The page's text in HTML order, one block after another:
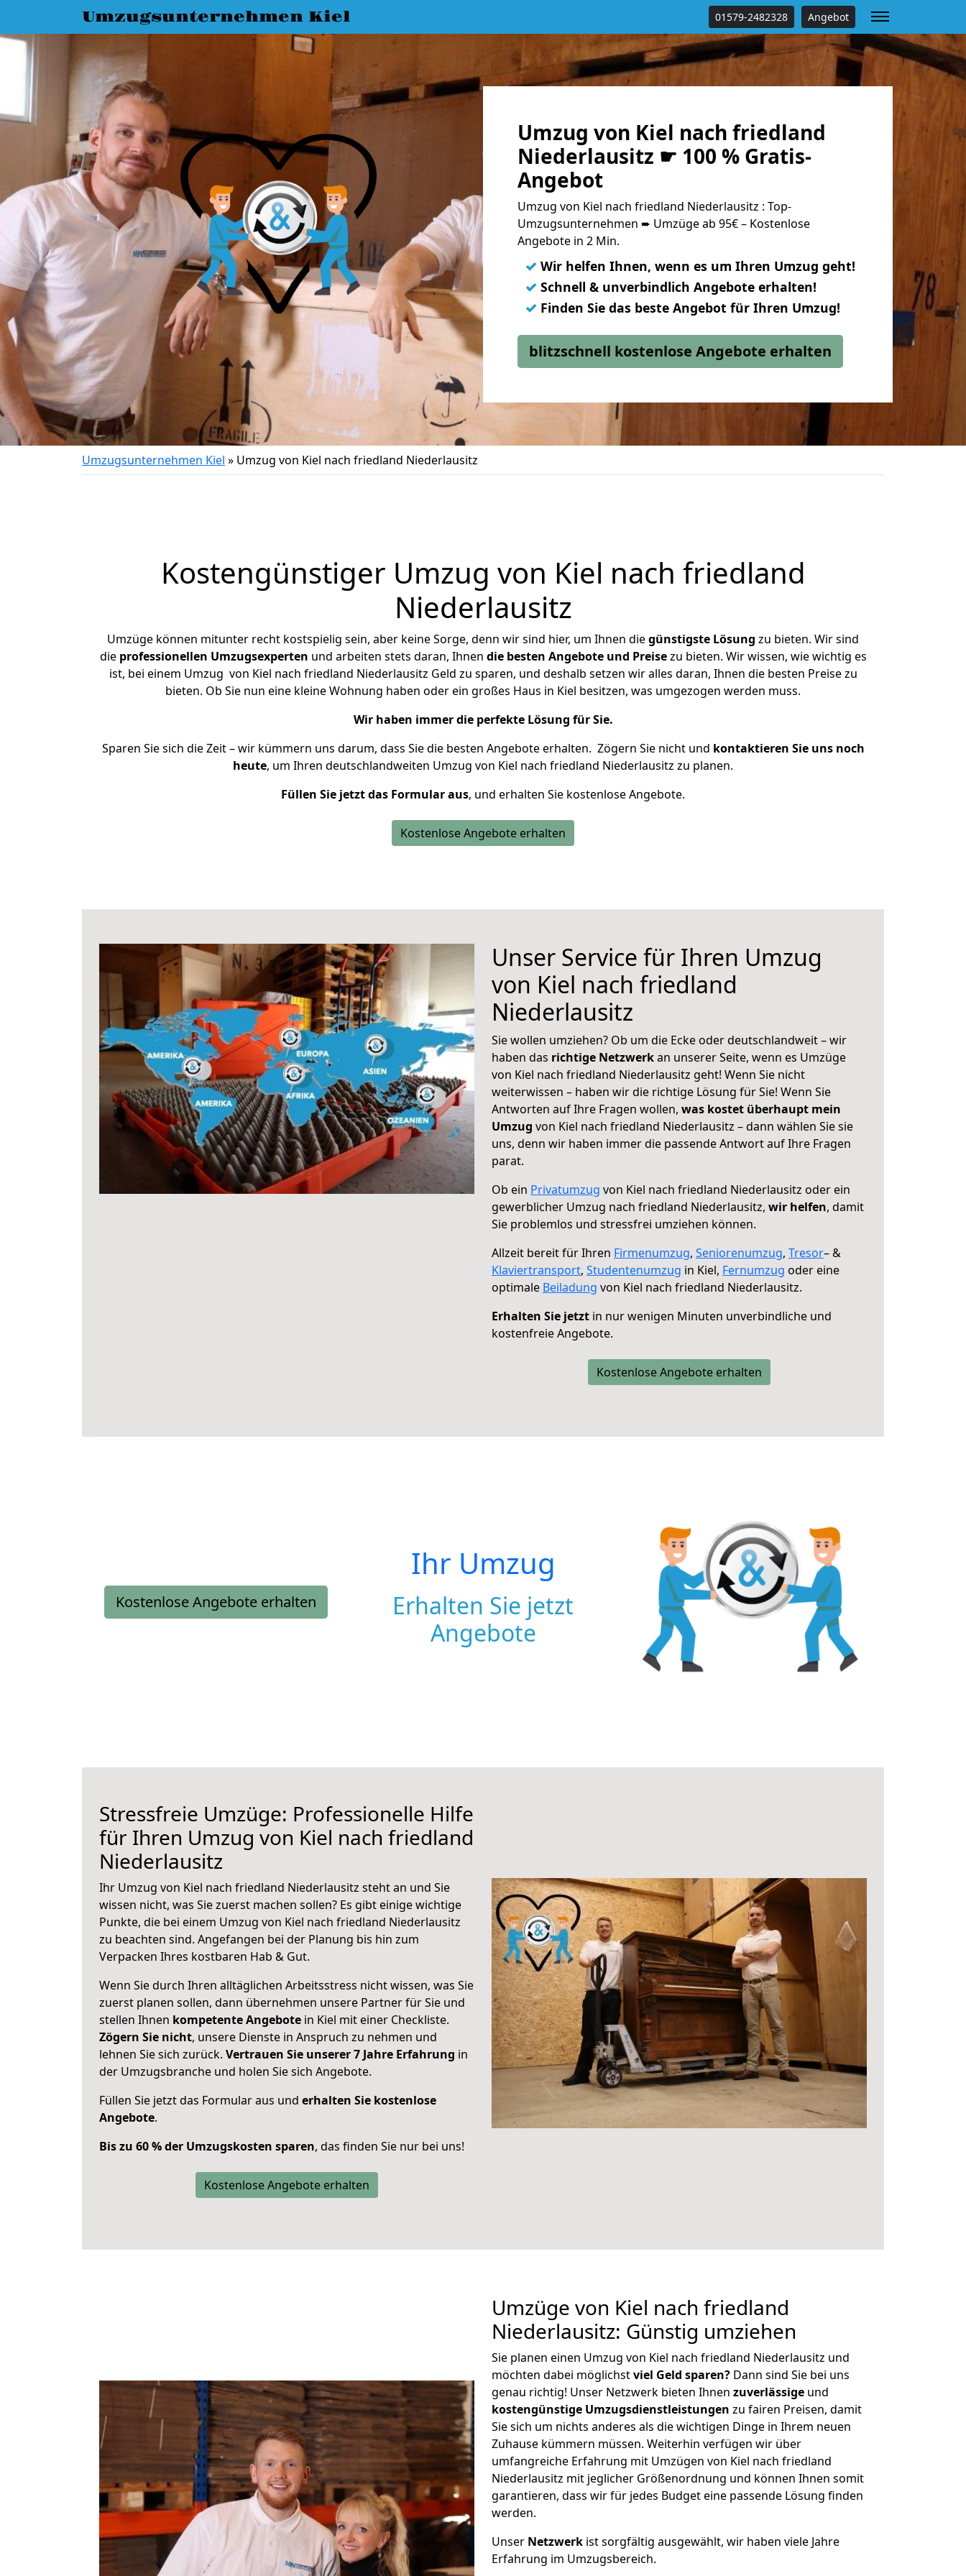
Umzugsunternehmen Kiel 01579-2482328 Angebot
Umzug von Kiel nach friedland
Niederlausitz ☛ 100 % Gratis-
Angebot
Umzug von Kiel nach friedland Niederlausitz : Top-
Umzugsunternehmen ➨ Umzüge ab 95€ – Kostenlose
Angebote in 2 Min.
✓ Wir helfen Ihnen, wenn es um Ihren Umzug geht!
✓ Schnell & unverbindlich Angebote erhalten!
✓ Finden Sie das beste Angebot für Ihren Umzug!
blitzschnell kostenlose Angebote erhalten
Umzugsunternehmen Kiel » Umzug von Kiel nach friedland Niederlausitz
Kostengünstiger Umzug von Kiel nach friedland
Niederlausitz
Umzüge können mitunter recht kostspielig sein, aber keine Sorge, denn wir sind hier, um Ihnen diegünstigste Lösung zu bieten. Wir sind
die professionellen Umzugsexperten und arbeiten stets daran, Ihnen die besten Angebote und Preisezu bieten. Wir wissen, wie wichtig es
ist, bei einem Umzug von Kiel nach friedland Niederlausitz Geld zu sparen, und deshalb setzen wir alles daran, Ihnen die besten Preise zu
bieten. Ob Sie nun eine kleine Wohnung haben oder ein großes Haus in Kiel besitzen, was umgezogen werden muss.
Wir haben immer die perfekte Lösung für Sie.
Sparen Sie sich die Zeit – wir kümmern uns darum, dass Sie die besten Angebote erhalten. Zögern Sie nicht und kontaktieren Sie uns noch
heute, um Ihren deutschlandweiten Umzug von Kiel nach friedland Niederlausitz zu planen.
Füllen Sie jetzt das Formular aus, und erhalten Sie kostenlose Angebote.
Kostenlose Angebote erhalten
Unser Service für Ihren Umzug
von Kiel nach friedland
Niederlausitz
Sie wollen umziehen? Ob um die Ecke oder deutschlandweit – wir
haben das richtige Netzwerkan unserer Seite, wenn es Umzüge
von Kiel nach friedland Niederlausitz geht! Wenn Sie nicht
weiterwissen – haben wir die richtige Lösung für Sie! Wenn Sie
Antworten auf Ihre Fragen wollen, was kostet überhaupt mein
Umzug von Kiel nach friedland Niederlausitz – dann wählen Sie sie
uns, denn wir haben immer die passende Antwort auf Ihre Fragen
parat.
Ob ein Privatumzug von Kiel nach friedland Niederlausitz oder ein
gewerblicher Umzug nach friedland Niederlausitz, wir helfen, damit
Sie problemlos und stressfrei umziehen können.
Allzeit bereit für Ihren Firmenumzug, Seniorenumzug, Tresor– &
Klaviertransport, Studentenumzug in Kiel, Fernumzug oder eine
optimale Beiladung von Kiel nach friedland Niederlausitz.
Erhalten Sie jetzt in nur wenigen Minuten unverbindliche und
kostenfreie Angebote.
Kostenlose Angebote erhalten
Kostenlose Angebote erhalten
Ihr Umzug
Erhalten Sie jetzt
Angebote
Stressfreie Umzüge: Professionelle Hilfe
für Ihren Umzug von Kiel nach friedland
Niederlausitz
Ihr Umzug von Kiel nach friedland Niederlausitz steht an und Sie
wissen nicht, was Sie zuerst machen sollen? Es gibt einige wichtige
Punkte, die bei einem Umzug von Kiel nach friedland Niederlausitz
zu beachten sind. Angefangen bei der Planung bis hin zum
Verpacken Ihres kostbaren Hab & Gut.
Wenn Sie durch Ihren alltäglichen Arbeitsstress nicht wissen, was Sie
zuerst planen sollen, dann übernehmen unsere Partner für Sie und
stellen Ihnen kompetente Angebote in Kiel mit einer Checkliste.
Zögern Sie nicht, unsere Dienste in Anspruch zu nehmen und
lehnen Sie sich zurück. Vertrauen Sie unserer 7 Jahre Erfahrung in
der Umzugsbranche und holen Sie sich Angebote.
Füllen Sie jetzt das Formular aus und erhalten Sie kostenlose
Angebote.
Bis zu 60 % der Umzugskosten sparen, das finden Sie nur bei uns!
Kostenlose Angebote erhalten
Umzüge von Kiel nach friedland
Niederlausitz: Günstig umziehen
Sie planen einen Umzug von Kiel nach friedland Niederlausitz und
möchten dabei möglichstviel Geld sparen? Dann sind Sie bei uns
genau richtig! Unser Netzwerk bieten Ihnen zuverlässige und
kostengünstige Umzugsdienstleistungen zu fairen Preisen, damit
Sie sich um nichts anderes als die wichtigen Dinge in Ihrem neuen
Zuhause kümmern müssen. Weiterhin verfügen wir über
umfangreiche Erfahrung mit Umzügen von Kiel nach friedland
Niederlausitz mit jeglicher Größenordnung und können Ihnen somit
garantieren, dass wir für jedes Budget eine passende Lösung finden
werden.
Unser Netzwerk ist sorgfältig ausgewählt, wir haben viele Jahre
Erfahrung im Umzugsbereich.